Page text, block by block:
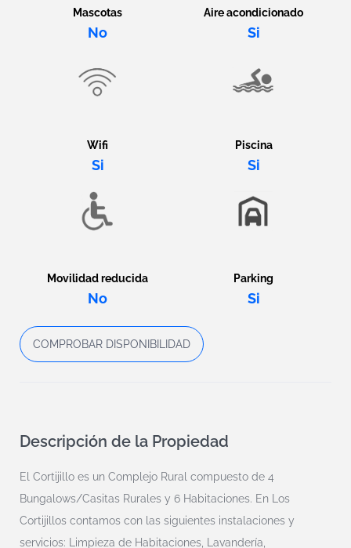
Mascotas
No
Aire acondicionado
Si
Wifi
Si
Piscina
Si
Movilidad reducida
No
Parking
Si
COMPROBAR DISPONIBILIDAD
Descripción de la Propiedad
El Cortijillo es un Complejo Rural compuesto de 4
Bungalows/Casitas Rurales y 6 Habitaciones. En Los
Cortijillos contamos con las siguientes instalaciones y
servicios: Limpieza de Habitaciones, Lavandería,